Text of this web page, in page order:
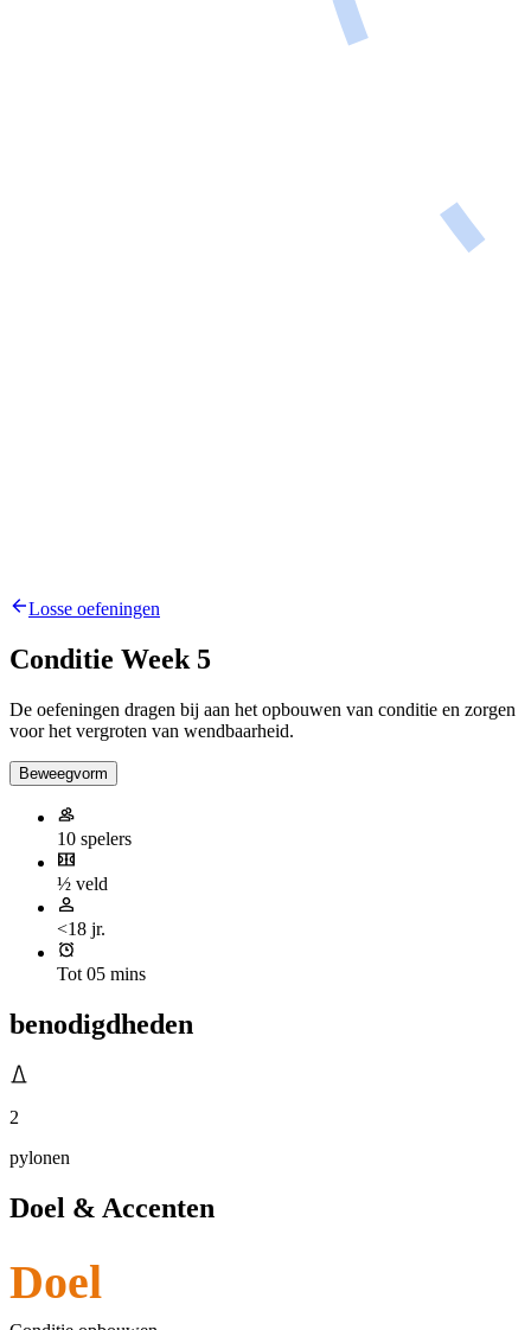
Losse oefeningen
Conditie Week 5
De oefeningen dragen bij aan het opbouwen van conditie en zorgen
voor het vergroten van wendbaarheid.
Beweegvorm
10 spelers
½ veld
<18 jr.
Tot 05 mins
benodigdheden
2
pylonen
Doel & Accenten
Doel